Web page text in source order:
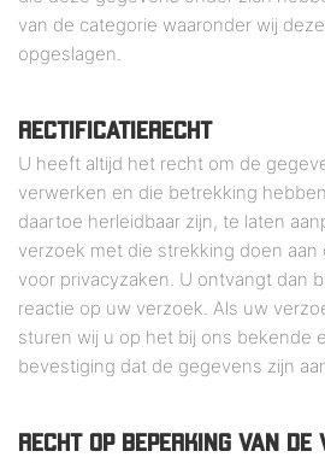
van de categorie waaronder wij
opgeslagen.
RECTIFICATIERECHT
U heeft altijd het recht om de
verwerken en die betrekking
daartoe herleidbaar zijn, te laten
verzoek met die strekking doen
voor privacyzaken. U ontvangt dan
reactie op uw verzoek. Als uw
sturen wij u op het bij ons bekende
bevestiging dat de gegevens zijn
RECHT OP BEPERKING VAN DE